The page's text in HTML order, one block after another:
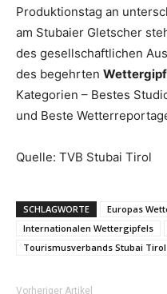
Produktionstag an
am Stubaier Gletscher
des gesellschaftlichen
des begehrten
Kategorien – Bestes
und Beste
Quelle: TVB Stubai Tirol
SCHLAGWORTE
Europas
Internationalen Wettergipfels
Tourismusverbands Stubai Tirol
Vorheriger Artikel